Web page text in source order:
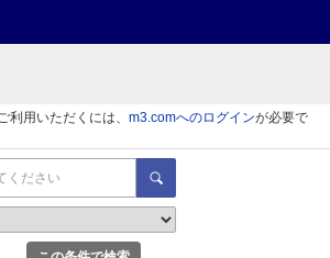
利用いただくには、 m3.comへのログインが必要で